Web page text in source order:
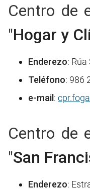
Centro de
"Hogar y
Enderezo: Rúa
Teléfono: 986
e-mail :
Centro de
"San
Enderezo: